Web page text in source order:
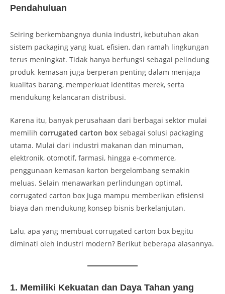
Pendahuluan
Seiring berkembangnya dunia industri, kebutuhan akan
sistem packaging yang kuat, efisien, dan ramah lingkungan
terus meningkat. Tidak hanya berfungsi sebagai pelindung
produk, kemasan juga berperan penting dalam menjaga
kualitas barang, memperkuat identitas merek, serta
mendukung kelancaran distribusi.
Karena itu, banyak perusahaan dari berbagai sektor mulai
memilih corrugated carton box sebagai solusi packaging
utama. Mulai dari industri makanan dan minuman,
elektronik, otomotif, farmasi, hingga e-commerce,
penggunaan kemasan karton bergelombang semakin
meluas. Selain menawarkan perlindungan optimal,
corrugated carton box juga mampu memberikan efisiensi
biaya dan mendukung konsep bisnis berkelanjutan.
Lalu, apa yang membuat corrugated carton box begitu
diminati oleh industri modern? Berikut beberapa alasannya.
1. Memiliki Kekuatan dan Daya Tahan yang